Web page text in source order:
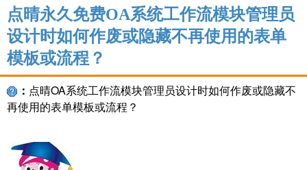
点晴永久免费OA系统工作流模块管理员
设计时如何作废或隐藏不再使用的表单
模板或流程？
： 点晴OA系统工作流模块管理员设计时如何作废或隐藏不
再使用的表单模板或流程？